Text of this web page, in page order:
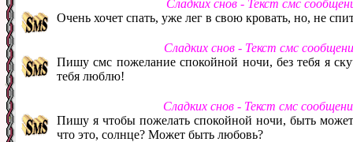
Сладких снов - Текст смс
Очень хочет спать, уже лег в свою кровать, но, не
Сладких снов - Текст смс
Пишу смс пожелание спокойной ночи, без тебя я
тебя люблю!
Сладких снов - Текст смс
Пишу я чтобы пожелать спокойной ночи, быть
что это, солнце? Может быть любовь?